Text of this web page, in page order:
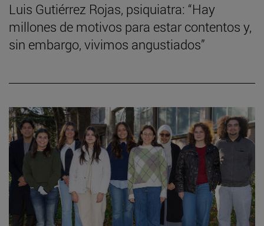
Luis Gutiérrez Rojas, psiquiatra: “Hay
millones de motivos para estar contentos y,
sin embargo, vivimos angustiados”